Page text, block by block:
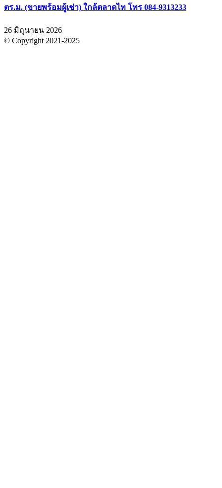
ตร.ม. (ขายพร้อมผู้เช่า) ใกล้ตลาดไท โทร 084-9313233
26 มิถุนายน 2026
© Copyright 2021-2025